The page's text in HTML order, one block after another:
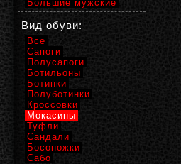
Большие мужские
Вид обуви:
Все
Сапоги
Полусапоги
Ботильоны
Ботинки
Полуботинки
Кроссовки
Мокасины
Туфли
Сандали
Босоножки
Сабо